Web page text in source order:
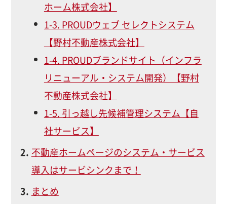
ホーム株式会社】
1-3. PROUDウェブ セレクトシステム
【野村不動産株式会社】
1-4. PROUDブランドサイト（インフラ
リニューアル・システム開発）【野村
不動産株式会社】
1-5. 引っ越し先候補管理システム【自
社サービス】
不動産ホームページのシステム・サービス
導入はサービシンクまで！
まとめ